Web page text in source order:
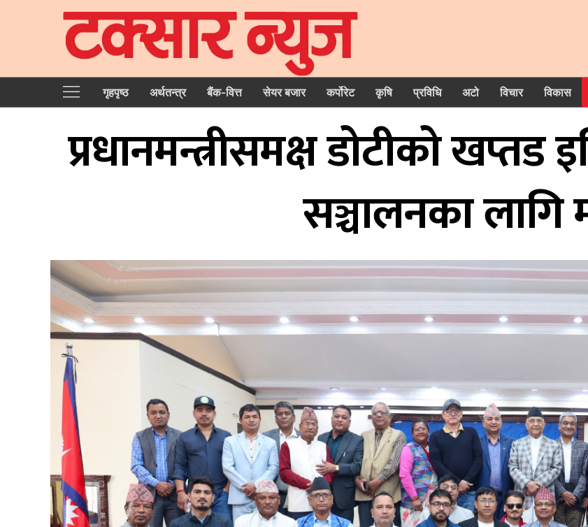
गृहपृष्‍ठ अर्थतन्त्र बैंक-वित्त सेयर बजार कर्पोरेट कृषि प्रविधि अटो विचार विकास
प्रधानमन्त्रीसमक्ष डोटीको खप्तड
सञ्चालनका लागि